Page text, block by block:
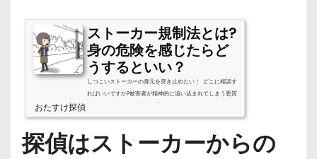
ストーカー規制法とは?
身の危険を感じたらど
うするといい？
しつこいストーカーの身元を突き止めたい！ どこに相談す
ればいいですか?被害者が精神的に追い込まれてしまう悪質
によるいたましい事件が続発したため、現在ではストーカ
傾向がありません。悪質なストーカー被害にあったらどう
すればいいのか、その対処法について見ていきましょう。
おたすけ探偵
探偵はストーカーからの